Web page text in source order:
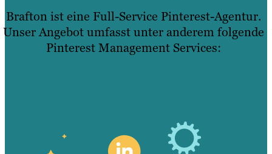
Brafton ist eine Full-Service Pinterest-Agentur.
Unser Angebot umfasst unter anderem folgende
Pinterest Management Services: